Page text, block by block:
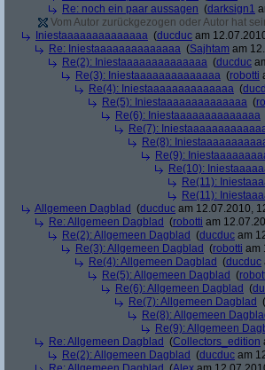
Re: noch ein paar aussagen (darksign1
Vom Autor zurückgezogen oder Autor hat
Iniestaaaaaaaaaaaaaa (ducduc am
Re: Iniestaaaaaaaaaaaaaa (Sajhtam am
Re(2): Iniestaaaaaaaaaaaaaa (ducduc
Re(3): Iniestaaaaaaaaaaaaaa (robotti
Re(4): Iniestaaaaaaaaaaaaaa (
Re(5): Iniestaaaaaaaaaaaaaa (
Re(6): Iniestaaaaaaaaaaaaaa
Re(7):
Re(8):
Re(9):
Re(10):
Re(11):
Re(11):
Allgemeen Dagblad (ducduc am 12.07.2010,
Re: Allgemeen Dagblad (robotti am
Re(2): Allgemeen Dagblad (ducduc am
Re(3): Allgemeen Dagblad (robotti am
Re(4): Allgemeen Dagblad (ducduc
Re(5): Allgemeen Dagblad (
Re(6): Allgemeen Dagblad (
Re(7): Allgemeen Dagblad (
Re(8): Allgemeen
Re(9): Allgemeen
Re: Allgemeen Dagblad (Collectors_edition
Re(2): Allgemeen Dagblad (ducduc am